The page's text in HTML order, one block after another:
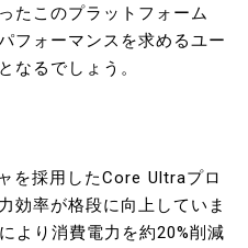
たこのプラットフォーム
フォーマンスを求めるユー
なるでしょう。
採用したCore Ultraプロ
効率が格段に向上していま
より消費電力を約20%削減